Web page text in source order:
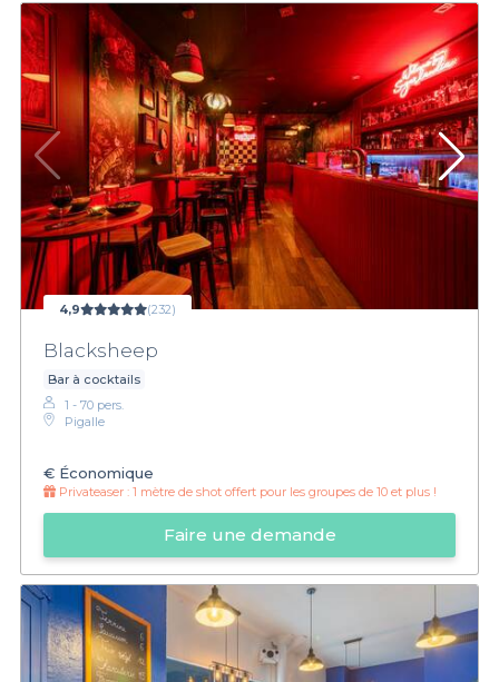
4,9 (232)
Blacksheep
Bar à cocktails
1 - 70 pers.
Pigalle
€ Économique
Privateaser : 1 mètre de shot offert pour les groupes de 10 et plus !
Faire une demande